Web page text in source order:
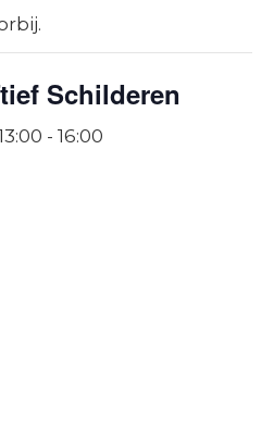
Schilderen
- 16:00